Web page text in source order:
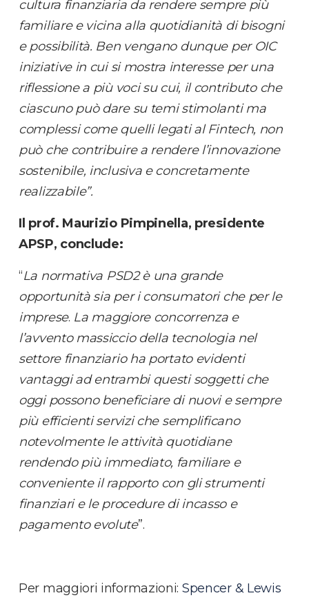
cultura finanziaria da rendere sempre più
familiare e vicina alla quotidianità di bisogni
e possibilità. Ben vengano dunque per OIC
iniziative in cui si mostra interesse per una
riflessione a più voci su cui, il contributo che
ciascuno può dare su temi stimolanti ma
complessi come quelli legati al Fintech, non
può che contribuire a rendere l’innovazione
sostenibile, inclusiva e concretamente
realizzabile”.
Il prof. Maurizio Pimpinella, presidente
APSP, conclude:
“La normativa PSD2 è una grande
opportunità sia per i consumatori che per le
imprese. La maggiore concorrenza e
l’avvento massiccio della tecnologia nel
settore finanziario ha portato evidenti
vantaggi ad entrambi questi soggetti che
oggi possono beneficiare di nuovi e sempre
più efficienti servizi che semplificano
notevolmente le attività quotidiane
rendendo più immediato, familiare e
conveniente il rapporto con gli strumenti
finanziari e le procedure di incasso e
pagamento evolute”.
Per maggiori informazioni: Spencer & Lewis